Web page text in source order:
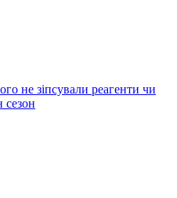
не зіпсували реагенти чи
сезон